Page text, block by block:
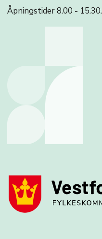
Åpningstider 8.00 - 15.30.